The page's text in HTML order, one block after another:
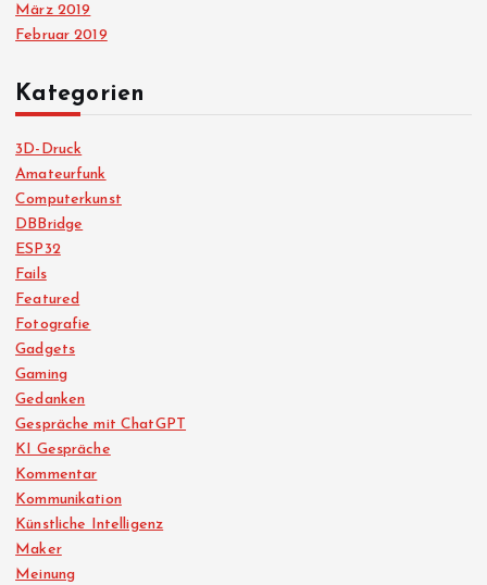
März 2019
Februar 2019
Kategorien
3D-Druck
Amateurfunk
Computerkunst
DBBridge
ESP32
Fails
Featured
Fotografie
Gadgets
Gaming
Gedanken
Gespräche mit ChatGPT
KI Gespräche
Kommentar
Kommunikation
Künstliche Intelligenz
Maker
Meinung